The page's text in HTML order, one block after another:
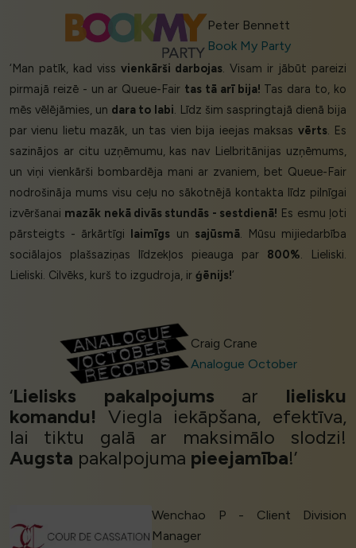
Peter Bennett
Book My Party
‘Man patīk, kad viss vienkārši darbojas. Visam ir jābūt pareizi
pirmajā reizē - un ar Queue-Fair tas tā arī bija! Tas dara to, ko
mēs vēlējāmies, un dara to labi. Līdz šim saspringtajā dienā bija
par vienu lietu mazāk, un tas vien bija ieejas maksas vērts. Es
sazinājos ar citu uzņēmumu, kas nav Lielbritānijas uzņēmums,
un viņi vienkārši bombardēja mani ar zvaniem, bet Queue-Fair
nodrošināja mums visu ceļu no sākotnējā kontakta līdz pilnīgai
izvēršanai mazāk nekā divās stundās - sestdienā! Es esmu ļoti
pārsteigts - ārkārtīgi laimīgs un sajūsmā. Mūsu mijiedarbība
sociālajos plašsaziņas līdzekļos pieauga par 800%. Lieliski.
Lieliski. Cilvēks, kurš to izgudroja, ir ģēnijs!’
Craig Crane
Analogue October
‘Lielisks pakalpojums ar lielisku
komandu! Viegla iekāpšana, efektīva,
lai tiktu galā ar maksimālo slodzi!
Augsta pakalpojuma pieejamība!’
Wenchao P - Client Division
Manager